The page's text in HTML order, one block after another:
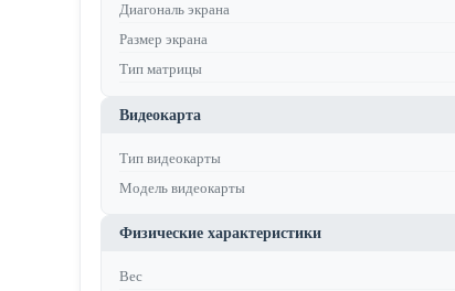
Диагональ экрана
Размер экрана
Тип матрицы
Видеокарта
Тип видеокарты
Модель видеокарты
Физические характеристики
Вес